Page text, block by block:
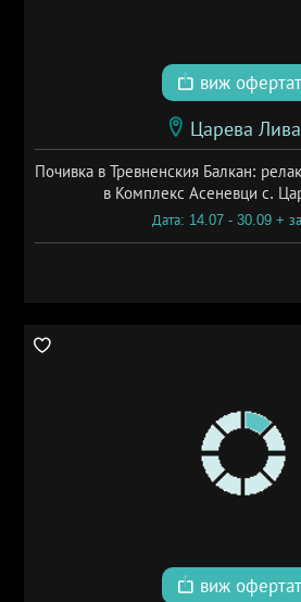
виж
Царева
Почивка в Тревненския Балкан:
в Комплекс Асеневци с.
Дата: 14.07 - 30.09 +
виж